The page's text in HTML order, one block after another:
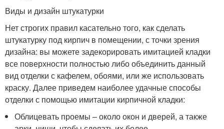
Виды и дизайн штукатурки
Нет строгих правил касательно того, как сделать
штукатурку под кирпич в помещении, с точки зрения
дизайна: вы можете задекорировать имитацией кладки
все поверхности полностью либо объединить данный
вид отделки с кафелем, обоями, или же использовать
краску. Далее приведем наиболее удачные способы
отделки с помощью имитации кирпичной кладки:
Облицевать проемы – около окон и дверей, а также